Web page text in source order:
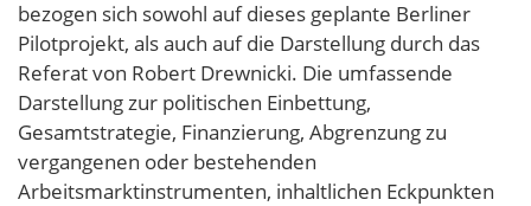
bezogen sich sowohl auf dieses geplante Berliner
Pilotprojekt, als auch auf die Darstellung durch das
Referat von Robert Drewnicki. Die umfassende
Darstellung zur politischen Einbettung,
Gesamtstrategie, Finanzierung, Abgrenzung zu
vergangenen oder bestehenden
Arbeitsmarktinstrumenten, inhaltlichen Eckpunkten